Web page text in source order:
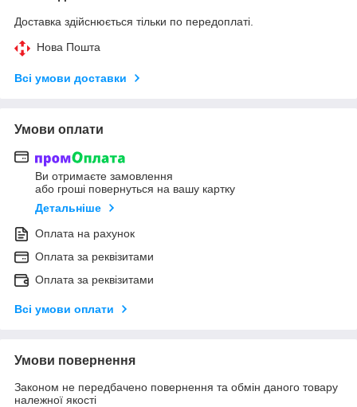
Доставка здійснюється тільки по передоплаті.
Нова Пошта
Всі умови доставки
Умови оплати
Ви отримаєте замовлення
або гроші повернуться на вашу картку
Детальніше
Оплата на рахунок
Оплата за реквізитами
Оплата за реквізитами
Всі умови оплати
Умови повернення
Законом не передбачено повернення та обмін даного товару
належної якості